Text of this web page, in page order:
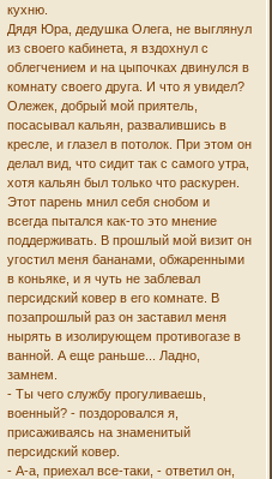
кухню.
Дядя Юра, дедушка Олега, не выглянул
из своего кабинета, я вздохнул с
облегчением и на цыпочках двинулся в
комнату своего друга. И что я увидел?
Олежек, добрый мой приятель,
посасывал кальян, развалившись в
кресле, и глазел в потолок. При этом он
делал вид, что сидит так с самого утра,
хотя кальян был только что раскурен.
Этот парень мнил себя снобом и
всегда пытался как-то это мнение
поддерживать. В прошлый мой визит он
угостил меня бананами, обжаренными
в коньяке, и я чуть не заблевал
персидский ковер в его комнате. В
позапрошлый раз он заставил меня
нырять в изолирующем противогазе в
ванной. А еще раньше... Ладно,
замнем.
- Ты чего службу прогуливаешь,
военный? - поздоровался я,
присаживаясь на знаменитый
персидский ковер.
- А-а, приехал все-таки, - ответил он,